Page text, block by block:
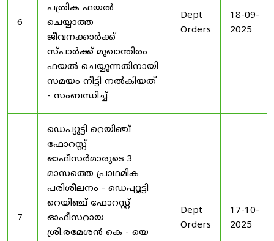
6
പത്രിക ഫയൽ
ചെയ്യാത്ത
ജീവനക്കാർക്ക്
സ്പാർക്ക് മുഖാന്തിരം
ഫയൽ ചെയ്യുന്നതിനായി
സമയം നീട്ടി നൽകിയത്
- സംബന്ധിച്ച്
Dept
Orders
18-09-
2025
7
ഡെപ്യൂട്ടി റെയിഞ്ച്
ഫോറസ്റ്റ്
ഓഫീസർമാരുടെ 3
മാസത്തെ പ്രാഥമിക
പരിശീലനം - ഡെപ്യൂട്ടി
റെയിഞ്ച് ഫോറസ്റ്റ്
ഓഫീസറായ
ശ്രി.രമേശൻ കെ - യെ
Dept
Orders
17-10-
2025